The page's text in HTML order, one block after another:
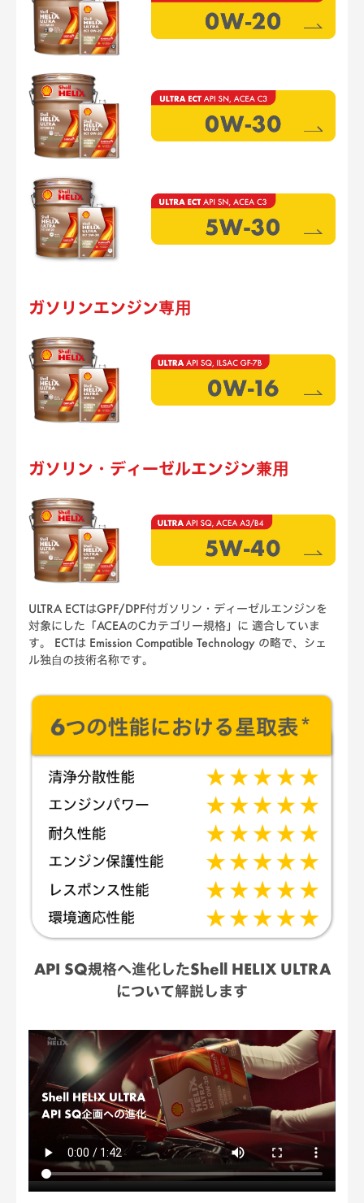
ガソリンエンジン専⽤
ガソリン・ディーゼルエンジン兼⽤
ULTRA ECTはGPF/DPF付ガソリン・ディーゼルエンジンを
対象にした「ACEAのCカテゴリー規格」に 適合していま
す。 ECTは Emission Compatible Technology の略で、
シェ
ル独⾃の技術名称です。
API SQ規格へ進化したShell HELIX ULTRA
について解説します